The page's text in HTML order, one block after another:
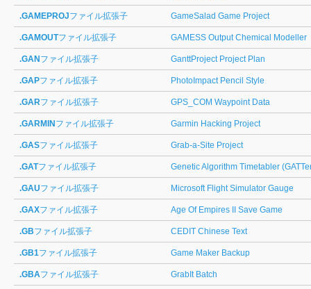
.GAMEPROJファイル拡張子 GameSalad Game Project
.GAMOUTファイル拡張子 GAMESS Output Chemical Modeller
.GAN ファイル拡張子 GanttProject Project Plan
.GAPファイル拡張子 PhotoImpact Pencil Style
.GARファイル拡張子 GPS_COM Waypoint Data
.GARMIN ファイル拡張子 Garmin Hacking Project
.GASファイル拡張子 Grab-a-Site Project
.GATファイル拡張子 Genetic Algorithm Timetabler
.GAUファイル拡張子 Microsoft Flight Simulator Gauge
.GAXファイル拡張子 Age Of Empires II Save Game
.GBファイル拡張子 CEDIT Chinese Text
.GB1ファイル拡張子 Game Maker Backup
.GBAファイル拡張子 GrabIt Batch